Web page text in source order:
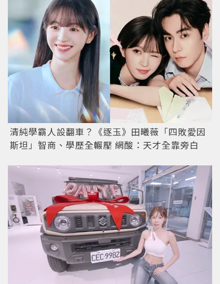
清純學霸人設翻車？《逐玉》田曦薇「四敗愛因
斯坦」智商、學歷全輾壓 網酸：天才全靠旁白